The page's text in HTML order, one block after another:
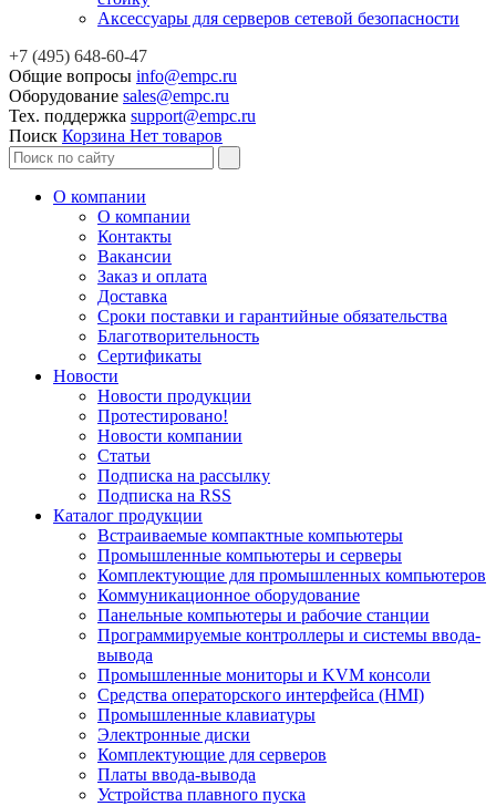
Аксессуары для серверов сетевой безопасности
+7 (495) 648-60-47
Общие вопросы info@empc.ru
Оборудование sales@empc.ru
Тех. поддержка support@empc.ru
Поиск Корзина Нет товаров
О компании
О компании
Контакты
Вакансии
Заказ и оплата
Доставка
Сроки поставки и гарантийные обязательства
Благотворительность
Сертификаты
Новости
Новости продукции
Протестировано!
Новости компании
Статьи
Подписка на рассылку
Подписка на RSS
Каталог продукции
Встраиваемые компактные компьютеры
Промышленные компьютеры и серверы
Комплектующие для промышленных компьютеров
Коммуникационное оборудование
Панельные компьютеры и рабочие станции
Программируемые контроллеры и системы ввода-
вывода
Промышленные мониторы и KVM консоли
Средства операторского интерфейса (HMI)
Промышленные клавиатуры
Электронные диски
Комплектующие для серверов
Платы ввода-вывода
Устройства плавного пуска